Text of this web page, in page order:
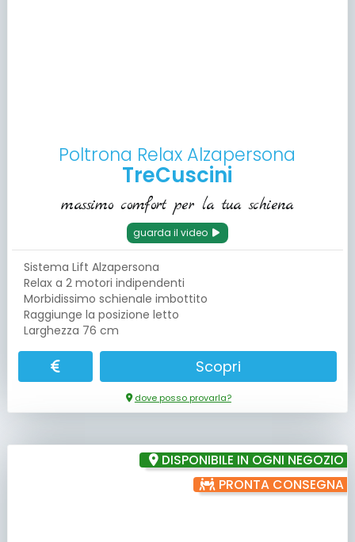
Poltrona Relax Alzapersona
TreCuscini
massimo comfort per la tua schiena
guarda il video
Sistema Lift Alzapersona
Relax a 2 motori indipendenti
Morbidissimo schienale imbottito
Raggiunge la posizione letto
Larghezza 76 cm
Scopri
dove posso provarla?
DISPONIBILE IN OGNI NEGOZIO
PRONTA CONSEGNA